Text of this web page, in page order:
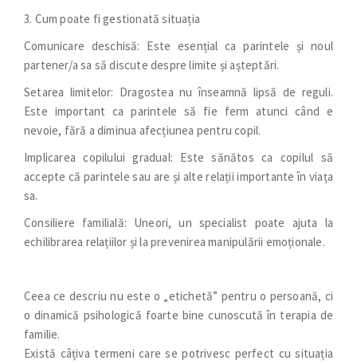
3. Cum poate fi gestionată situația
Comunicare deschisă: Este esențial ca parintele și noul
partener/a sa să discute despre limite și așteptări.
Setarea limitelor: Dragostea nu înseamnă lipsă de reguli.
Este important ca parintele să fie ferm atunci când e
nevoie, fără a diminua afecțiunea pentru copil.
Implicarea copilului gradual: Este sănătos ca copilul să
accepte că parintele sau are și alte relații importante în viața
sa.
Consiliere familială: Uneori, un specialist poate ajuta la
echilibrarea relațiilor și la prevenirea manipulării emoționale.
Ceea ce descriu nu este o „etichetă” pentru o persoană, ci
o dinamică psihologică foarte bine cunoscută în terapia de
familie.
Există câțiva termeni care se potrivesc perfect cu situația